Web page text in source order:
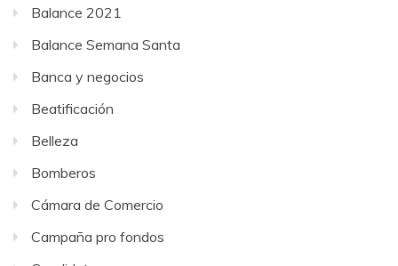
Balance 2021
Balance Semana Santa
Banca y negocios
Beatificación
Belleza
Bomberos
Cámara de Comercio
Campaña pro fondos